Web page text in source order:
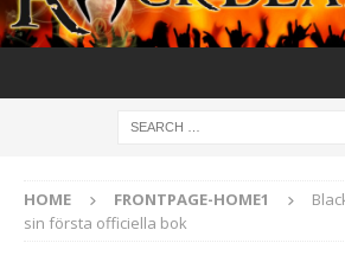
HOME FRONTPAGE-HOME1
sin första officiella bok